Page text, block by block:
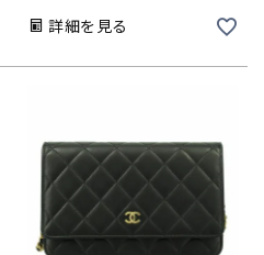
詳細を見る